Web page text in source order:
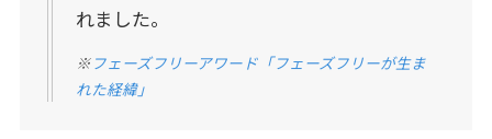
れました。
※フェーズフリーアワード「フェーズフリーが生ま
れた経緯」